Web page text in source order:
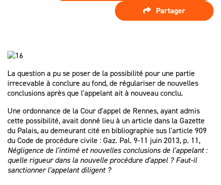
Partager
La question a pu se poser de la possibilité pour une partie
irrecevable à conclure au fond, de régulariser de nouvelles
conclusions après que l'appelant ait à nouveau conclu.
Une ordonnance de la Cour d'appel de Rennes, ayant admis
cette possibilité, avait donné lieu à un article dans la Gazette
du Palais, au demeurant cité en bibliographie sus l'article 909
du Code de procédure civile : Gaz. Pal. 9-11 juin 2013, p. 11,
Négligence de l'intimé et nouvelles conclusions de l'appelant :
quelle rigueur dans la nouvelle procédure d'appel ? Faut-il
sanctionner l'appelant diligent ?
DÉMARCHES
PROCÉDURE
D'APPEL